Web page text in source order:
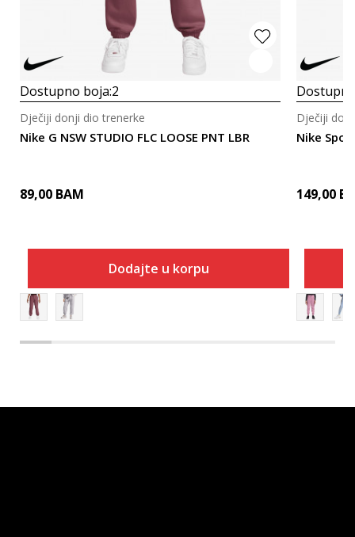
Dostupno boja:2
Nike G NSW STUDIO FLC LOOSE PNT LBR
Dječiji donji dio trenerke
89,00 BAM
Dodajte u korpu
Nike
Dječiji
149,00